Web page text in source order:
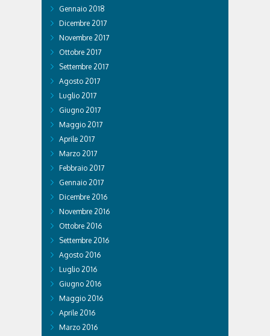
Gennaio 2018
Dicembre 2017
Novembre 2017
Ottobre 2017
Settembre 2017
Agosto 2017
Luglio 2017
Giugno 2017
Maggio 2017
Aprile 2017
Marzo 2017
Febbraio 2017
Gennaio 2017
Dicembre 2016
Novembre 2016
Ottobre 2016
Settembre 2016
Agosto 2016
Luglio 2016
Giugno 2016
Maggio 2016
Aprile 2016
Marzo 2016